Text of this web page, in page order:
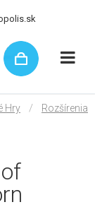
Hry / Rozšírenia